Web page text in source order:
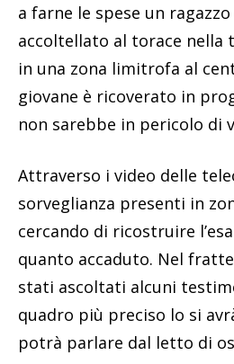
a farne le spese un
accoltellato al torace nella
in una zona limitrofa al
giovane è ricoverato in
non sarebbe in pericolo di
Attraverso i video delle
sorveglianza presenti in
cercando di ricostruire
quanto accaduto. Nel
stati ascoltati alcuni
quadro più preciso lo si
potrà parlare dal letto di